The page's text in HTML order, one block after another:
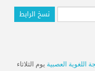
نسخ الرابط
اللغوية العصبية يوم الثلاثاء